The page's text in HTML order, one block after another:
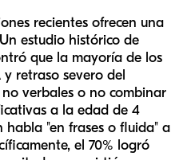
recientes ofrecen una
estudio histórico de
que la mayoría de los
retraso severo del
verbales o no combinar
a la edad de 4
habla "en frases o fluida" a
el 70% logró